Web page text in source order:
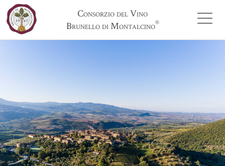
Consorzio del Vino
Brunello di Montalcino®